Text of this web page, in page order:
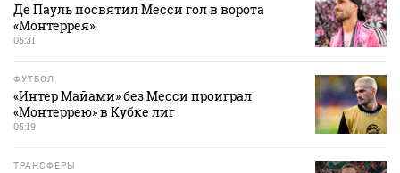
Де Пауль посвятил Месси гол в ворота
«Монтеррея»
05:31
ФУТБОЛ
«Интер Майами» без Месси проиграл
«Монтеррею» в Кубке лиг
05:19
ТРАНСФЕРЫ